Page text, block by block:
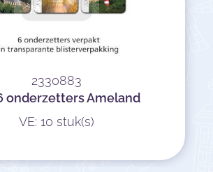
2330883
onderzetters Ameland
VE: 10 stuk(s)